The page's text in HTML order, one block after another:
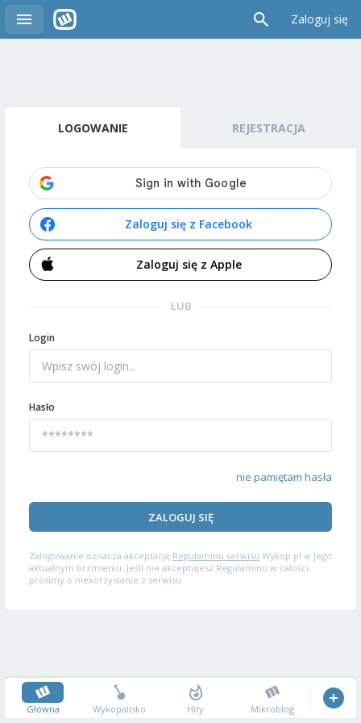
Zaloguj się
LOGOWANIE REJESTRACJA
Zaloguj się z Facebook
Zaloguj się z Apple
LUB
Login
Hasło
nie pamiętam hasła
ZALOGUJ SIĘ
Zalogowanie oznacza akceptację Regulaminu serwisu Wykop.pl w jego
aktualnym brzmieniu. Jeśli nie akceptujesz Regulaminu w całości,
prosimy o niekorzystanie z serwisu.
Główna Wykopalisko Hity Mikroblog